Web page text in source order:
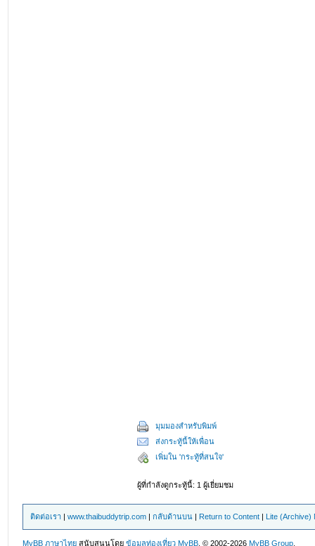
มุมมองสำหรับพิมพ์
ส่งกระทู้นี้ให้เพื่อน
เพิ่มใน 'กระทู้ที่สนใจ'
ผู้ที่กำลังดูกระทู้นี้: 1 ผู้เยี่ยมชม
ติดต่อเรา |www.thaibuddytrip.com |กลับด้านบน | Return to Content | Lite (Archive)
MyBB ภาษาไทย สนับสนุนโดยข้อมูลท่องเที่ยว MyBB , © 2002-2026MyBB Group